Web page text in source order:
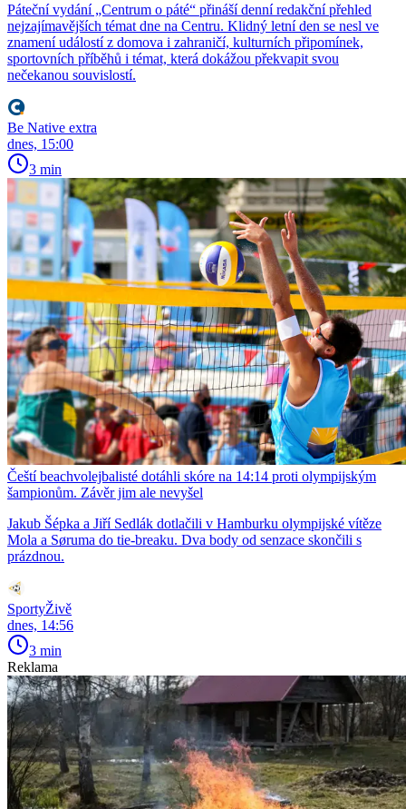
Páteční vydání „Centrum o páté“ přináší denní redakční přehled
nejzajímavějších témat dne na Centru. Klidný letní den se nesl ve
znamení událostí z domova i zahraničí, kulturních připomínek,
sportovních příběhů i témat, která dokážou překvapit svou
nečekanou souvislostí.
Be Native extra
dnes, 15:00
3 min
Čeští beachvolejbalisté dotáhli skóre na 14:14 proti olympijským
šampionům. Závěr jim ale nevyšel
Jakub Šépka a Jiří Sedlák dotlačili v Hamburku olympijské vítěze
Mola a Søruma do tie-breaku. Dva body od senzace skončili s
prázdnou.
SportyŽivě
dnes, 14:56
3 min
Reklama